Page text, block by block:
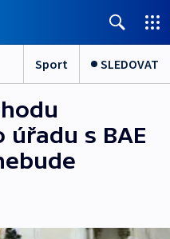
Sport SLEDOVAT
s BAE